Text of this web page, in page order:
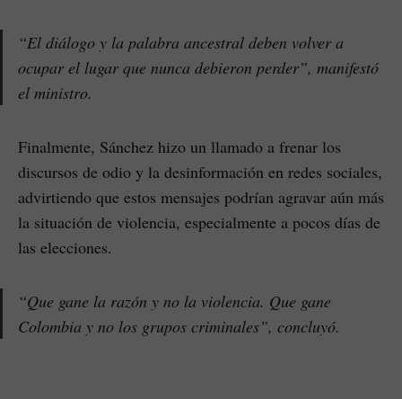
“El diálogo y la palabra ancestral deben volver a
ocupar el lugar que nunca debieron perder”, manifestó
el ministro.
Finalmente, Sánchez hizo un llamado a frenar los
discursos de odio y la desinformación en redes sociales,
advirtiendo que estos mensajes podrían agravar aún más
la situación de violencia, especialmente a pocos días de
las elecciones.
“Que gane la razón y no la violencia. Que gane
Colombia y no los grupos criminales”, concluyó.